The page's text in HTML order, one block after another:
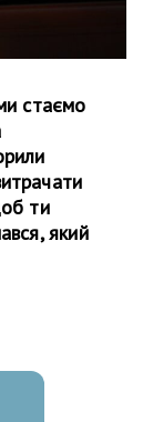
стаємо
ти
який